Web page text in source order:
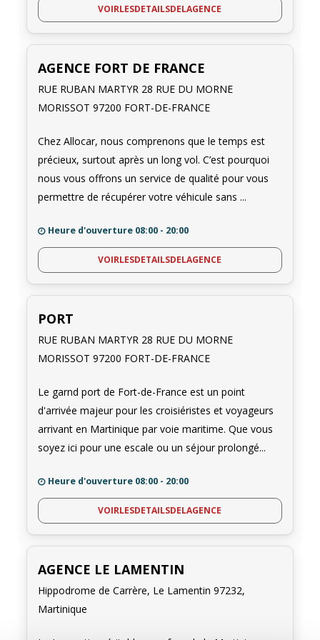
et protectionspour rouler en toute sérénité.
concernant lespolitiques de carburant, les exigences
liées aupermis de conduire international
éventuellestaxes sur les locations de voiture
sommes là pour vous accompagner et rendre votre
Réservez dès maintenant et laissez-nous vous aider à
découvrir les merveilles de la Martinique en toute liberté.
Les monuments et
paysages à voir en
voiture en Martinique
plages paradisiaques sont ainsi à portée de main. La
plage des Salines, située à environ60 kmde Fort-de-
France, est réputée pour son sable blanc et ses eaux
tôt le matin pour profiter du lever du soleil.
Les monuments historiques sont également plus
Musée de la Pagerie Trois-Îlets
nous plonge dans l'histoire de Joséphine de
Beauharnais, l'épouse de Napoléon Bonaparte. À Saint-
capitale, détruite par l'éruption de laMontagne Pelée
en 1902. Ces sites nous offrent un aperçu fascinant du
passé de l'île.
Les musées enrichissants ne manquent pas non plus. Le
Musée d'Histoire et d'Ethnographiede Fort-de-
France propose une collection unique sur la culture
VOIRLESDETAILSDELAGENCE
AGENCE FORT DE FRANCE
RUE RUBAN MARTYR 28 RUE DU MORNE
MORISSOT 97200 FORT-DE-FRANCE
Chez Allocar, nous comprenons que le temps est
précieux, surtout après un long vol. C’est pourquoi
nous vous offrons un service de qualité pour vous
permettre de récupérer votre véhicule sans ...
Heure d'ouverture 08:00 - 20:00
VOIRLESDETAILSDELAGENCE
PORT
RUE RUBAN MARTYR 28 RUE DU MORNE
MORISSOT 97200 FORT-DE-FRANCE
Le garnd port de Fort-de-France est un point
d'arrivée majeur pour les croisiéristes et voyageurs
arrivant en Martinique par voie maritime. Que vous
soyez ici pour une escale ou un séjour prolongé...
Heure d'ouverture 08:00 - 20:00
VOIRLESDETAILSDELAGENCE
AGENCE LE LAMENTIN
Hippodrome de Carrère, Le Lamentin 97232,
Martinique